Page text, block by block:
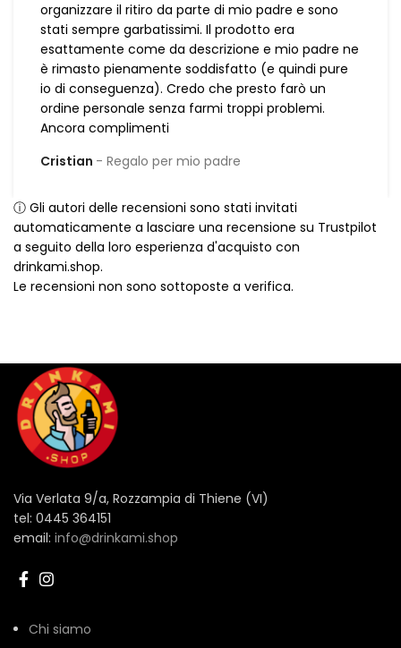
organizzare il ritiro da parte di mio padre e sono
stati sempre garbatissimi. Il prodotto era
esattamente come da descrizione e mio padre ne
è rimasto pienamente soddisfatto (e quindi pure
io di conseguenza). Credo che presto farò un
ordine personale senza farmi troppi problemi.
Ancora complimenti
Cristian
Regalo per mio padre
ⓘ Gli autori delle recensioni sono stati invitati
automaticamente a lasciare una recensione su Trustpilot
a seguito della loro esperienza d'acquisto con
drinkami.shop.
Le recensioni non sono sottoposte a verifica.
Via Verlata 9/a, Rozzampia di Thiene (VI)
tel: 0445 364151
email: info@drinkami.shop
Chi siamo